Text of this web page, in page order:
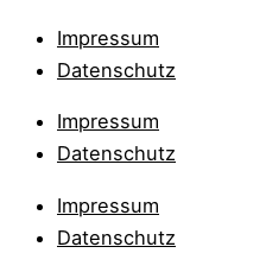
Impressum
Datenschutz
Impressum
Datenschutz
Impressum
Datenschutz